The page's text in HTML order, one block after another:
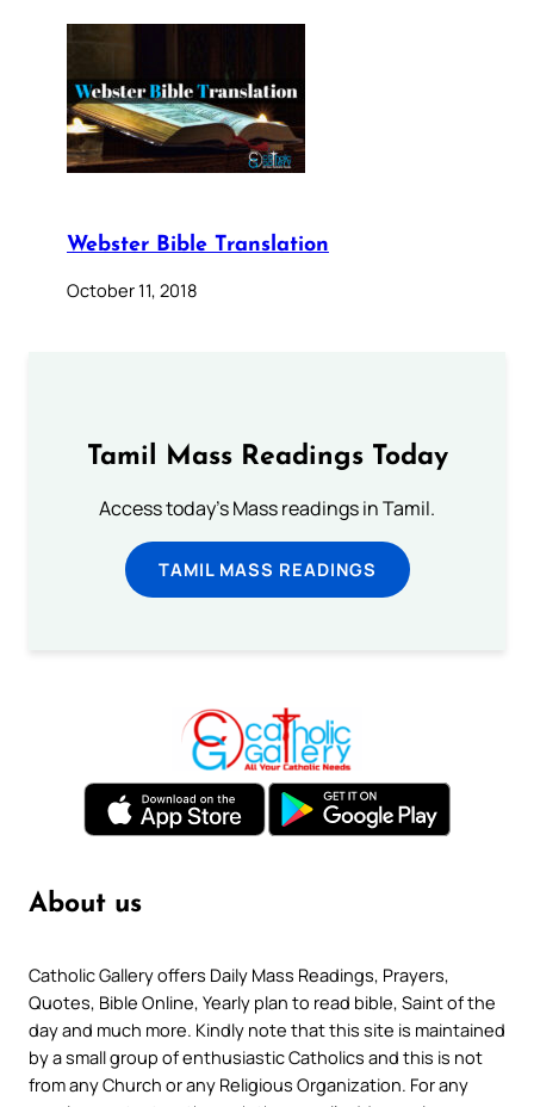
Webster Bible Translation
October 11, 2018
Tamil Mass Readings Today
Access today's Mass readings in Tamil.
TAMIL MASS READINGS
About us
Catholic Gallery offers Daily Mass Readings, Prayers,
Quotes, Bible Online, Yearly plan to read bible, Saint of the
day and much more. Kindly note that this site is maintained
by a small group of enthusiastic Catholics and this is not
from any Church or any Religious Organization. For any